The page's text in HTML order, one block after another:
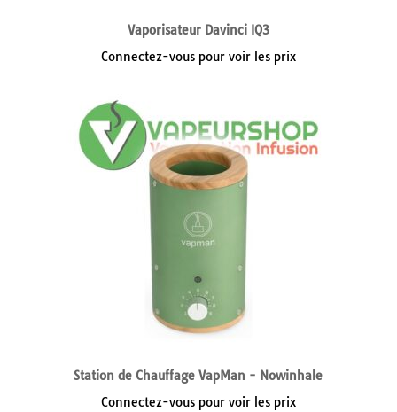
Vaporisateur Davinci IQ3
Connectez-vous pour voir les prix
Station de Chauffage VapMan - Nowinhale
Connectez-vous pour voir les prix